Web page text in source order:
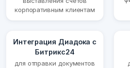
корпоративным клиентам
Интеграция Диадока с
Битрикс24
для отправки документов